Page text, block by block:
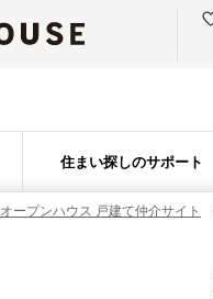
住まい探しのサポート
オープンハウス 戸建て仲介サイト